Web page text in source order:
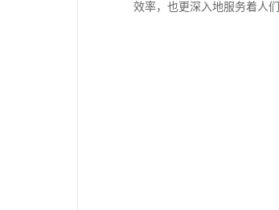
效率，也更深入地服务着人们